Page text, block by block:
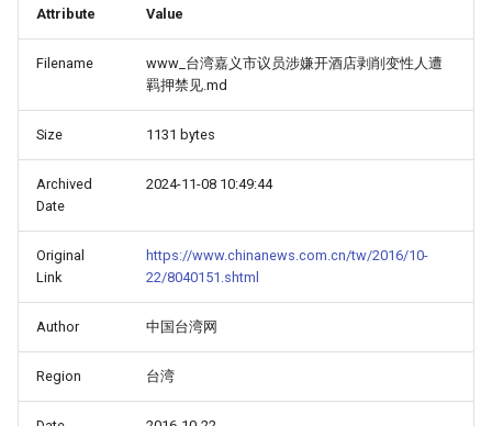
Attribute Value
Filename
www_台湾嘉义市议员涉嫌开酒店剥削变性人遭
羁押禁见.md
Size 1131 bytes
Archived
Date
2024-11-08 10:49:44
Original
Link
https://www.chinanews.com.cn/tw/2016/10-
22/8040151.shtml
Author 中国台湾网
Region 台湾